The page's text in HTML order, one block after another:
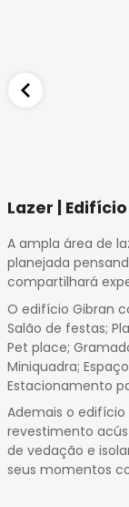
Lazer |
A ampla área de
planejada
compartilhará
O edifício Gibran
Salão de festas;
Pet place;
Miniquadra;
Estacionamento
Ademais o
revestimento
de vedação e
seus momentos